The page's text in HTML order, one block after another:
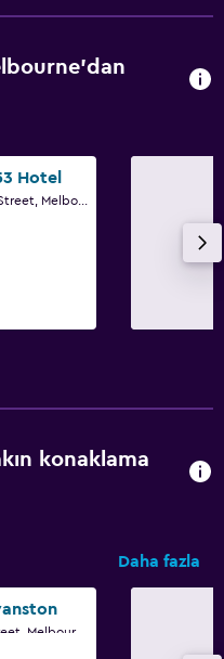
Hotel
konaklama
Daha fazla
488 Swanston Street, Melbourne'dan, VIC